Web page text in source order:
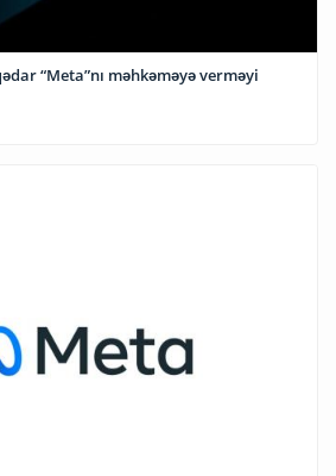
“Meta”nı məhkəməyə verməyi